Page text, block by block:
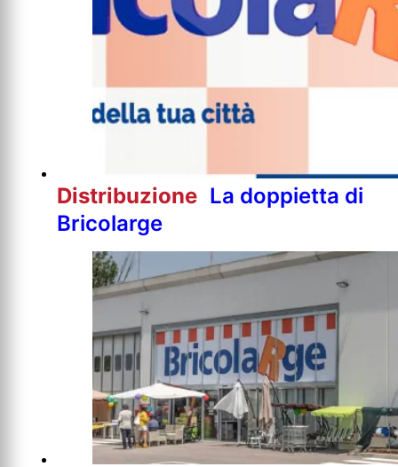
Distribuzione La doppietta di
Bricolarge